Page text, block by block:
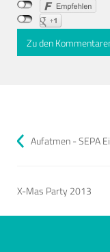
Zu den
Aufatmen - SEPA
X-Mas Party 2013